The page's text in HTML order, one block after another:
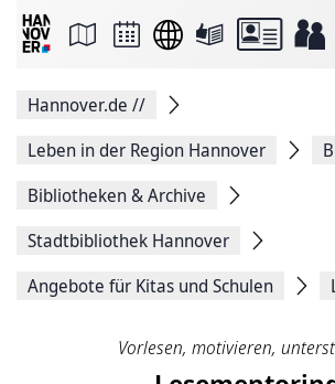
Seite
Facebook
teilen
Seitenlink
Seite
Hannover.de //
Leben in der Region Hannover
Bibliotheken & Archive
Stadtbibliothek Hannover
Angebote für Kitas und Schulen
Vorlesen, motivieren,